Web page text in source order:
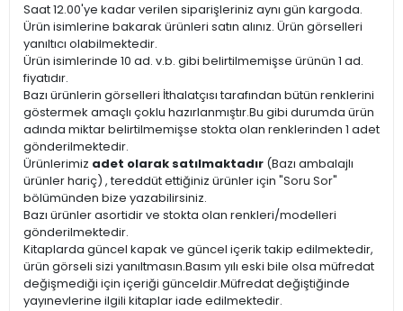
Saat 12.00'ye kadar verilen siparişleriniz aynı gün kargoda.
Ürün isimlerine bakarak ürünleri satın alınız. Ürün görselleri
yanıltıcı olabilmektedir.
Ürün isimlerinde 10 ad. v.b. gibi belirtilmemişse ürünün 1 ad.
fiyatıdır.
Bazı ürünlerin görselleri İthalatçısı tarafından bütün renklerini
göstermek amaçlı çoklu hazırlanmıştır.Bu gibi durumda ürün
adında miktar belirtilmemişse stokta olan renklerinden 1 adet
gönderilmektedir.
Ürünlerimiz adet olarak satılmaktadır (Bazı ambalajlı
ürünler hariç) , tereddüt ettiğiniz ürünler için "Soru Sor"
bölümünden bize yazabilirsiniz.
Bazı ürünler asortidir ve stokta olan renkleri/modelleri
gönderilmektedir.
Kitaplarda güncel kapak ve güncel içerik takip edilmektedir,
ürün görseli sizi yanıltmasın.Basım yılı eski bile olsa müfredat
değişmediği için içeriği günceldir.Müfredat değiştiğinde
yayınevlerine ilgili kitaplar iade edilmektedir.